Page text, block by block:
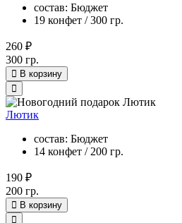
состав: Бюджет
19 конфет / 300 гр.
260 ₽
300 гр.
В корзину
Лютик
состав: Бюджет
14 конфет / 200 гр.
190 ₽
200 гр.
В корзину